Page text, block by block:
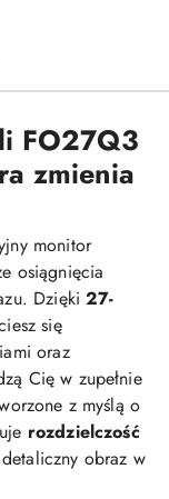
FO27Q3
zmienia
monitor
osiągnięcia
Dzięki27-
się
oraz
Cię w zupełnie
z myślą o
rozdzielczość
obraz w